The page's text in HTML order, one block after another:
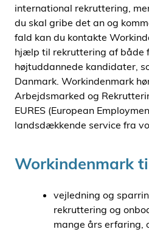
international rekruttering,
du skal gribe det an og
fald kan du kontakte
hjælp til rekruttering af både
højtuddannede kandidater,
Danmark. Workindenmark
Arbejdsmarked og
EURES (European
landsdækkende service fra
Workindenmark
vejledning og
rekruttering og
mange års erfaring,